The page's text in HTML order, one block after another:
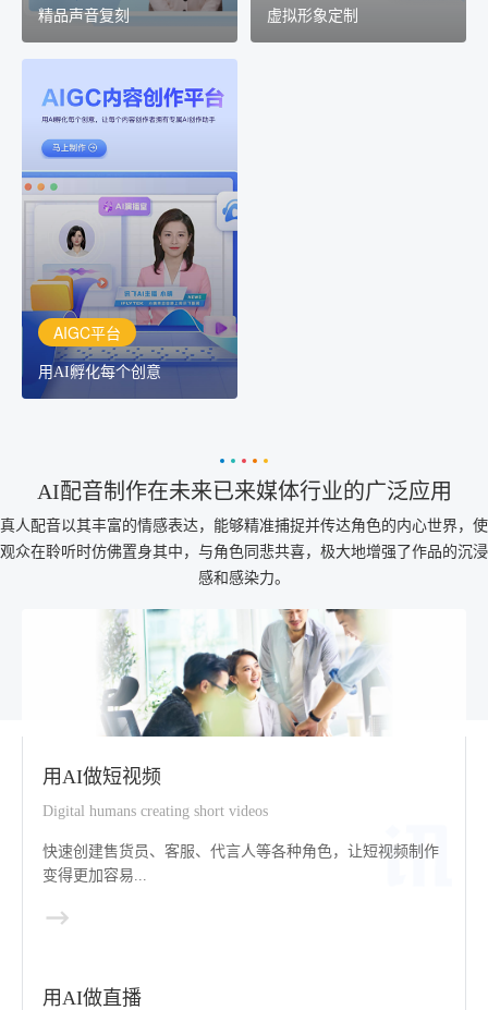
精品声音复刻 虚拟形象定制
AIGC平台
用AI孵化每个创意
AIGC平台
用AI孵化每个创意
讯飞AIGC平台：让每个创
作者都拥有自己的专注AI
创作助手
AI配音制作在未来已来媒体行业的广泛应用
真人配音以其丰富的情感表达，能够精准捕捉并传达角色的内心世界，使
观众在聆听时仿佛置身其中，与角色同悲共喜，极大地增强了作品的沉浸
感和感染力。
用AI做短视频
Digital humans creating short videos
快速创建售货员、客服、代言人等各种角色，让短视频制作
变得更加容易...
用AI做直播